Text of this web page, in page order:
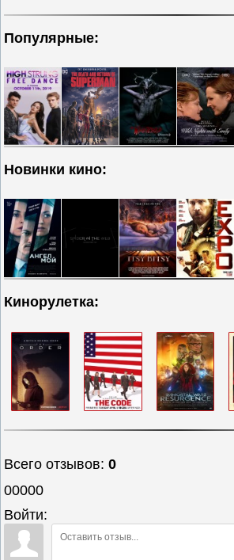
Популярные:
Новинки кино:
Кинорулетка:
Всего отзывов:0
00000
Войти: